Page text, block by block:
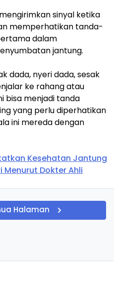
sinyal ketika
memperhatikan tanda-
dalam
jantung.
dada, nyeri dada, sesak
ke rahang atau
bisa menjadi tanda
yang perlu diperhatikan
ini mereda dengan
Kesehatan Jantung
Menurut Dokter Ahli
Halaman